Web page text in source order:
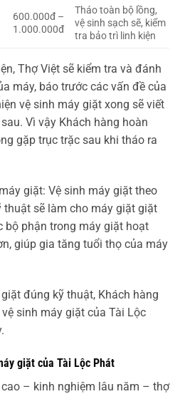
600.000đ –
1.000.000đ
Tháo toàn bộ lồng,
vệ sinh sạch sẽ, kiểm
tra bảo trì linh kiện
Thợ Việt sẽ kiểm tra và đánh
máy, báo trước các vấn đề của
vệ sinh máy giặt xong sẽ viết
Vì vậy Khách hàng hoàn
gặp trục trặc sau khi tháo ra
giặt: Vệ sinh máy giặt theo
sẽ làm cho máy giặt giặt
bộ phận trong máy giặt hoạt
giúp gia tăng tuổi thọ của máy
đúng kỹ thuật, Khách hàng
sinh máy giặt của Tài Lộc
giặt của Tài Lộc Phát
– kinh nghiệm lâu năm – thợ